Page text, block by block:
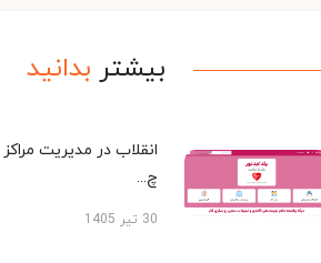
بیشتر بدانید
انقلاب در مدیریت مراکز
چ...
30 تیر 1405